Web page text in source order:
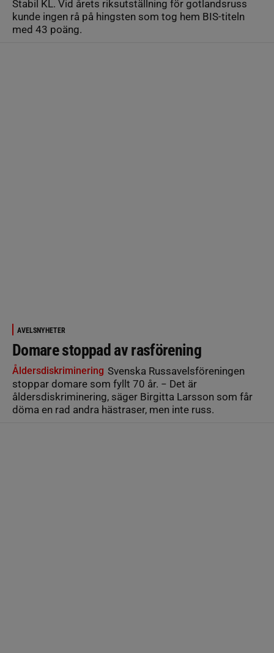
Stabil KL. Vid årets riksutställning för gotlandsruss
kunde ingen rå på hingsten som tog hem BIS-titeln
med 43 poäng.
AVELSNYHETER
Domare stoppad av rasförening
Åldersdiskriminering Svenska Russavelsföreningen
stoppar domare som fyllt 70 år. − Det är
åldersdiskriminering, säger Birgitta Larsson som får
döma en rad andra hästraser, men inte russ.